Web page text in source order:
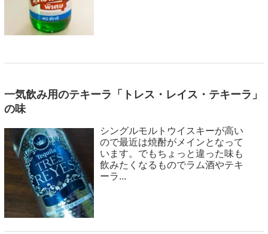
一気飲み用のテキーラ「トレス・レイス・テキーラ」
の味
シングルモルトウイスキーが高い
ので最近は焼酎がメインとなって
います。でもちょっと違った味も
飲みたくなるものでラム酒やテキ
ーラ...